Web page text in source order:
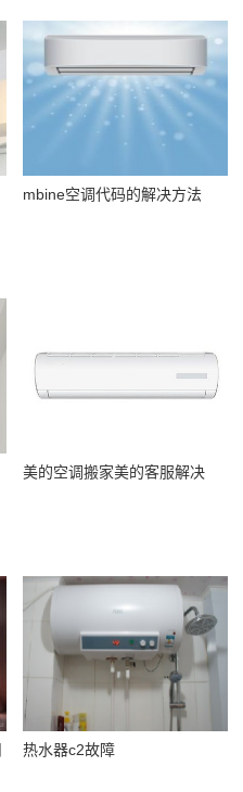
mbine空调代码的解决方法
美的空调搬家美的客服解决
热水器c2故障